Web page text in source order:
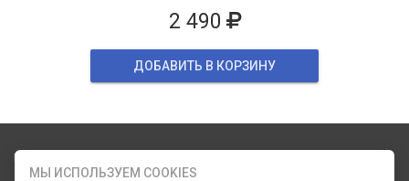
2 490
ДОБАВИТЬ В КОРЗИНУ
МЫ ИСПОЛЬЗУЕМ COOKIES